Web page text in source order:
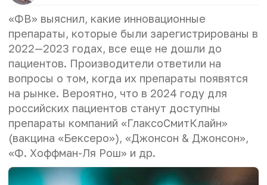
«ФВ» выяснил, какие инновационные
препараты, которые были зарегистрированы в
2022—2023 годах, все еще не дошли до
пациентов. Производители ответили на
вопросы о том, когда их препараты появятся
на рынке. Вероятно, что в 2024 году для
российских пациентов станут доступны
препараты компаний «ГлаксоСмитКлайн»
(вакцина «Бексеро»), «Джонсон & Джонсон»,
«Ф. Хоффман-Ля Рош» и др.